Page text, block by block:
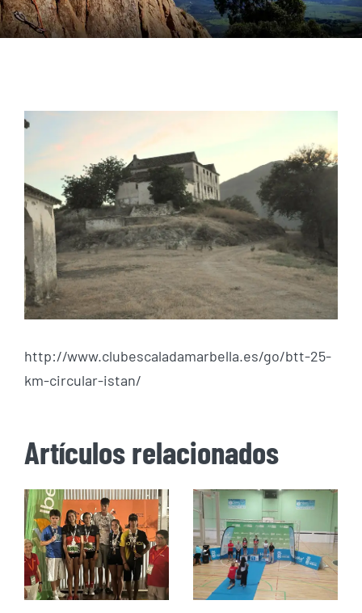
Ver
imagen
grande
http://www.clubescaladamarbella.es/go/btt-25-
km-circular-istan/
Artículos relacionados